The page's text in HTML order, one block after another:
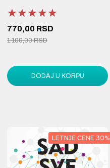
★★★★★
★★★★★
★★★★★
770,00 RSD
1.100,00 RSD
DODAJ U KORPU
LETNJE CENE 30%